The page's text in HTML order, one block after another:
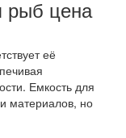
рыб цена
её
Емкость для
материалов, но